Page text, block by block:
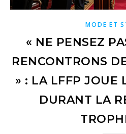
MODE ET
« NE PENSEZ
RENCONTRONS
» : LA LFFP JOUE
DURANT LA